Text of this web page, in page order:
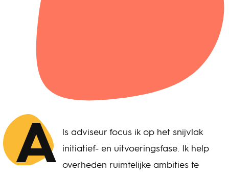
A
ls adviseur focus ik op het snijvlak
initiatief- en uitvoeringsfase. Ik help
overheden ruimtelijke ambities te